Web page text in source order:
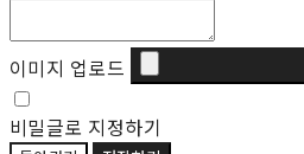
이미지 업로드
비밀글로 지정하기